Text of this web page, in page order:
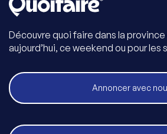
Découvre quoi faire dans la
aujourd’hui, ce weekend ou pour les
Annoncer avec